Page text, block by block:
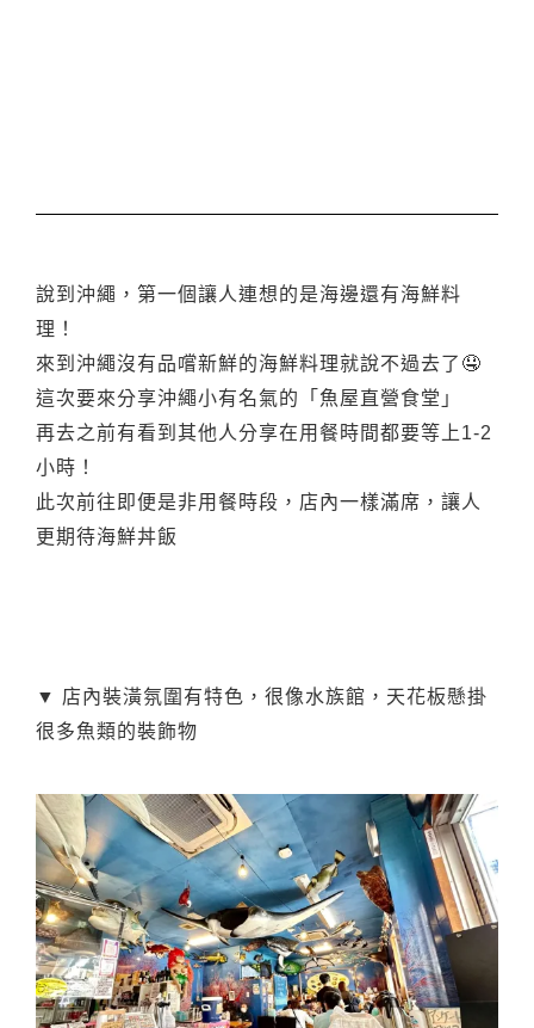
說到沖繩，第一個讓人連想的是海邊還有海鮮料
理！
來到沖繩沒有品嚐新鮮的海鮮料理就說不過去了🤤
這次要來分享沖繩小有名氣的「魚屋直營食堂」
再去之前有看到其他人分享在用餐時間都要等上1-2
小時！
此次前往即便是非用餐時段，店內一樣滿席，讓人
更期待海鮮丼飯
▼ 店內裝潢氛圍有特色，很像水族館，天花板懸掛
很多魚類的裝飾物